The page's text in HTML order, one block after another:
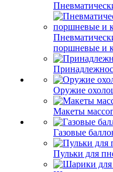
поршневые и
Оружие
Макеты
Газовые
Пульки для